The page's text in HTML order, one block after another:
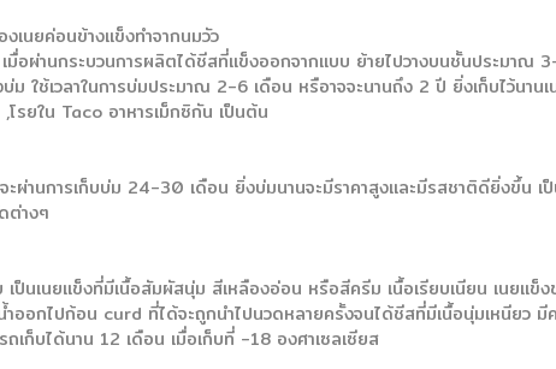
นยค่อนข้างแข็งทำจากนมวัว
มื่อผ่านกระบวนการผลิตได้ชีสที่แข็งออกจากแบบ ย้ายไปวางบนชั้นประมาณ
ม ใช้เวลาในการบ่มประมาณ 2-6 เดือน หรือาจจะนานถึง 2 ปี ยิ่งเก็บไว้นาน
รยใน Taco อาหารเม็กซิกัน เป็นต้น
ผ่านการเก็บบ่ม 24-30 เดือน ยิ่งบ่มนานจะมีราคาสูงและมีรสชาติดียิ่งขึ้น เ
ต่างๆ
ป็นเนยแข็งที่มีเนื้อสัมผัสนุ่ม สีเหลืองอ่อน หรือสีครีม เนื้อเรียบเนียน เนยแ
อกไปก้อน curd ที่ได้จะถูกนำไปนวดหลายครั้งจนได้ชีสที่มีเนื้อนุ่มเหนียว มี
เก็บได้นาน 12 เดือน เมื่อเก็บที่ -18 องศาเซลเซียส